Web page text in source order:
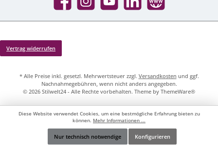
Facebook InstagramYouTube LinkedIn Website
Vertrag widerrufen
* Alle Preise inkl. gesetzl. Mehrwertsteuer zzgl. Versandkosten und ggf.
Nachnahmegebühren, wenn nicht anders angegeben.
© 2026 Stilwelt24 - Alle Rechte vorbehalten. Theme by ThemeWare®
Diese Website verwendet Cookies, um eine bestmögliche Erfahrung bieten zu
können. Mehr Informationen ...
Nur technisch notwendige Konfigurieren